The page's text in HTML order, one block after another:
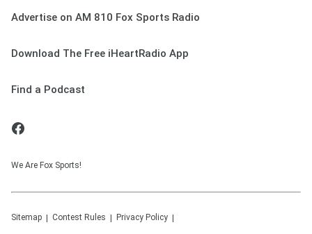
Advertise on AM 810 Fox Sports Radio
Download The Free iHeartRadio App
Find a Podcast
We Are Fox Sports!
Sitemap Contest Rules Privacy Policy